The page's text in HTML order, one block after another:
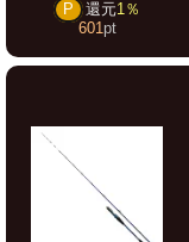
P 還元1％
601pt